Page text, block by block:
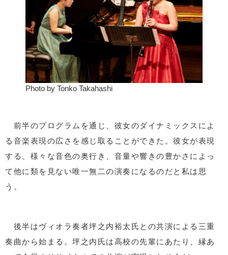
Photo by Tonko Takahashi
前半のプログラムを通じ、彼女のダイナミックスによ
る音楽表現の広さを感じ取ることができた。彼女が表現
する、様々な音色の奥行き、音量や響きの豊かさによっ
て他に類を見ない唯一無二の演奏になるのだと私は思
う。
後半はヴィオラ奏者坪之内裕太氏との共演による三重
奏曲から始まる。坪之内氏は高校の先輩にあたり、縁あ